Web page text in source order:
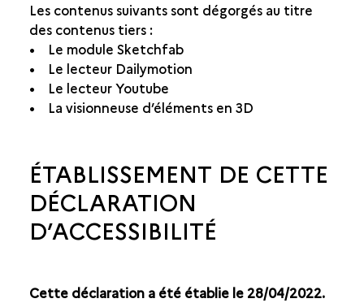
Les contenus suivants sont dégorgés au titre
des contenus tiers :
• Le module Sketchfab
• Le lecteur Dailymotion
• Le lecteur Youtube
• La visionneuse d’éléments en 3D
ÉTABLISSEMENT DE CETTE
DÉCLARATION
D’ACCESSIBILITÉ
Cette déclaration a été établie le 28/04/2022.